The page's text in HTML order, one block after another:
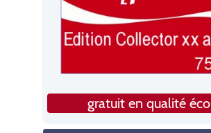
gratuit en qualité éco